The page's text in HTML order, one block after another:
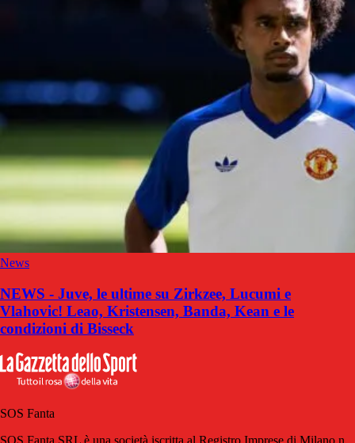
News
NEWS - Juve, le ultime su Zirkzee, Lucumi e
Vlahovic! Leao, Kristensen, Banda, Kean e le
condizioni di Bisseck
SOS Fanta
SOS Fanta SRL è una società iscritta al Registro Imprese di Milano n.